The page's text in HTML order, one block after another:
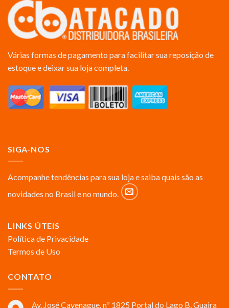
Várias formas de pagamento para facilitar sua reposição de
estoque e deixar sua loja completa.
SIGA-NOS
Acompanhe tendências para sua loja e saiba quais são as
novidades no Brasil e no mundo.
LINKS ÚTEIS
Política de Privacidade
Termos de Uso
CONTATO
Av. José Cavenague, nº 1825 Portal do Lago B, Guaira